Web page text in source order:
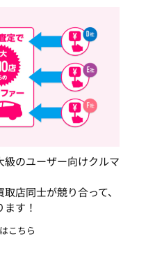
のユーザー向けクルマ
店同士が競り合って、
す！
こちら